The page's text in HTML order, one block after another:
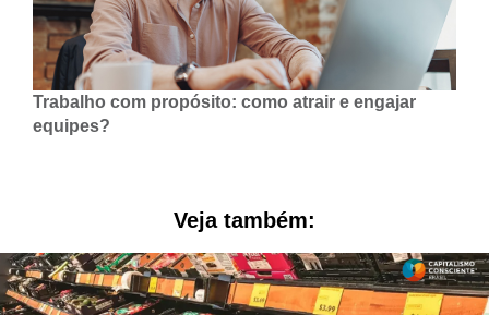
Trabalho com propósito: como atrair e engajar
equipes?
Veja também: